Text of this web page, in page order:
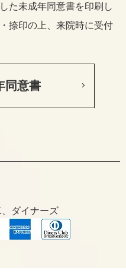
た未成年同意書を印刷し
捺印の上、来院時に受付
同意書
、ダイナーズ